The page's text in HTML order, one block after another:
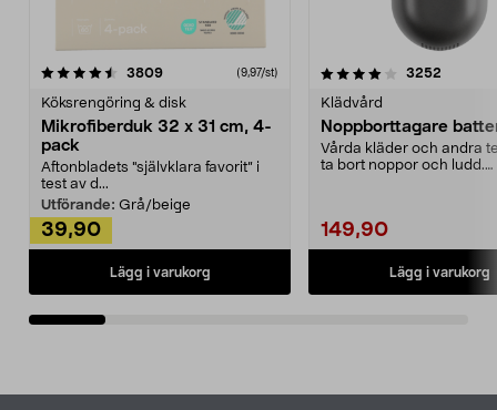
3809recensioner (9,97/st)
Köksrengöring & disk
Mikrofiberduk 32 x 31 cm, 4-
pack
Aftonbladets "självklara favorit” i
test av d...
Utförande: Grå/beige
39,90
Lägg i varukorg
4.0av 5 stjärnor 3252
Klädvård
Noppborttagare
Vårda kläder och andra
ta bort noppor och ludd.
149,90
Lägg i varukorg
4.5av 5 stjärnor